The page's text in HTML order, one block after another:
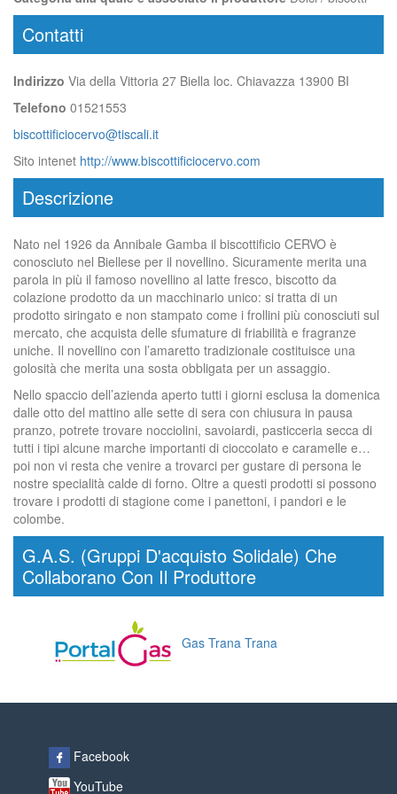
Contatti
Indirizzo Via della Vittoria 27 Biella loc. Chiavazza 13900 BI
Telefono 01521553
biscottificiocervo@tiscali.it
Sito intenet http://www.biscottificiocervo.com
Descrizione
Nato nel 1926 da Annibale Gamba il biscottificio CERVO è
conosciuto nel Biellese per il novellino. Sicuramente merita una
parola in più il famoso novellino al latte fresco, biscotto da
colazione prodotto da un macchinario unico: si tratta di un
prodotto siringato e non stampato come i frollini più conosciuti sul
mercato, che acquista delle sfumature di friabilità e fragranze
uniche. Il novellino con l’amaretto tradizionale costituisce una
golosità che merita una sosta obbligata per un assaggio.
Nello spaccio dell’azienda aperto tutti i giorni esclusa la domenica
dalle otto del mattino alle sette di sera con chiusura in pausa
pranzo, potrete trovare nocciolini, savoiardi, pasticceria secca di
tutti i tipi alcune marche importanti di cioccolato e caramelle e…
poi non vi resta che venire a trovarci per gustare di persona le
nostre specialità calde di forno. Oltre a questi prodotti si possono
trovare i prodotti di stagione come i panettoni, i pandori e le
colombe.
G.A.S. (Gruppi D'acquisto Solidale) Che
Collaborano Con Il Produttore
Gas Trana Trana
Facebook
YouTube